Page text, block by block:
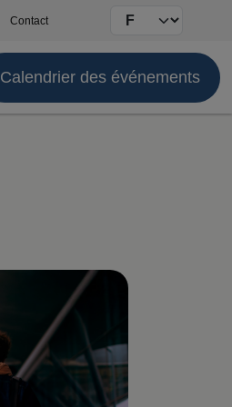
Contact Select your
Calendrier des événements